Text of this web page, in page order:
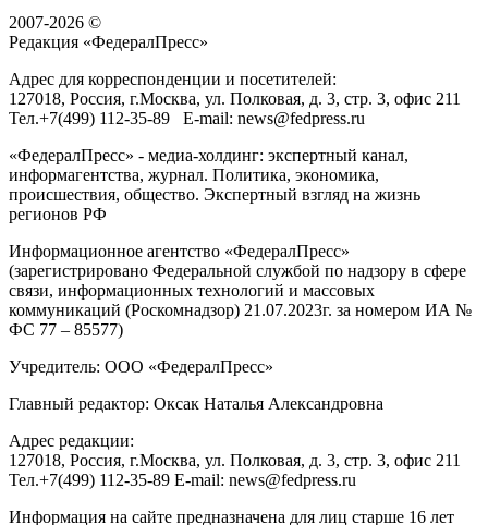
2007-2026 ©
Редакция «ФедералПресс»
Адрес для корреспонденции и посетителей:
127018, Россия, г.Москва, ул. Полковая, д. 3, стр. 3, офис 211
Тел.+7(499) 112-35-89 E-mail: news@fedpress.ru
«ФедералПресс» - медиа-холдинг: экспертный канал,
информагентства, журнал. Политика, экономика,
происшествия, общество. Экспертный взгляд на жизнь
регионов РФ
Информационное агентство «ФедералПресс»
(зарегистрировано Федеральной службой по надзору в сфере
связи, информационных технологий и массовых
коммуникаций (Роскомнадзор) 21.07.2023г. за номером ИА №
ФС 77 – 85577)
Учредитель: ООО «ФедералПресс»
Главный редактор: Оксак Наталья Александровна
Адрес редакции:
127018, Россия, г.Москва, ул. Полковая, д. 3, стр. 3, офис 211
Тел.+7(499) 112-35-89 E-mail: news@fedpress.ru
Информация на сайте предназначена для лиц старше 16 лет